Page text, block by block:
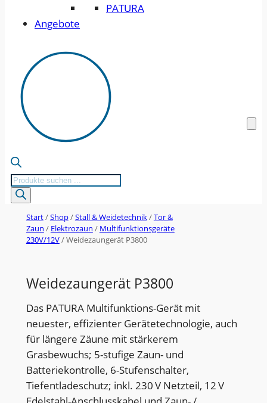
PATURA
Angebote
Products
search
Start/Shop/Stall & Weidetechnik/Tor &
Zaun / Elektrozaun / Multifunktionsgeräte
230V/12V/ Weidezaungerät P3800
Weidezaungerät P3800
Das PATURA Multifunktions-Gerät mit
neuester, effizienter Gerätetechnologie, auch
für längere Zäune mit stärkerem
Grasbewuchs; 5-stufige Zaun- und
Batteriekontrolle, 6-Stufenschalter,
Tiefentladeschutz; inkl. 230 V Netzteil, 12 V